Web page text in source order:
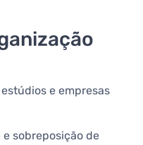
e empresas
sobreposição de